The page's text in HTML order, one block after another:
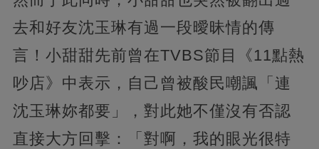
去和好友沈玉琳有過一段曖昧情的傳
言！小甜甜先前曾在TVBS節目《11點熱
吵店》中表示，自己曾被酸民嘲諷「連
沈玉琳妳都要」，對此她不僅沒有否認
直接大方回擊：「對啊，我的眼光很特